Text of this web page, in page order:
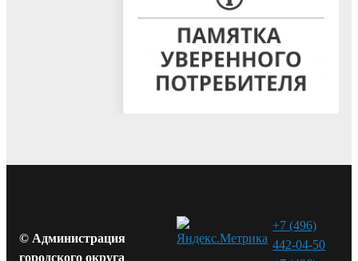
© Администрация
городского округа
+7 (496)
442-04-50